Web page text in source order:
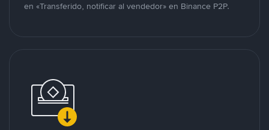
en «Transferido, notificar al vendedor» en Binance P2P.